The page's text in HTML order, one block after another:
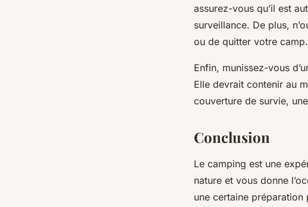
assurez-vous qu’il est
surveillance. De plus,
ou de quitter votre camp.
Enfin, munissez-vous
Elle devrait contenir au
couverture de survie,
Conclusion
Le camping est une
nature et vous donne
une certaine